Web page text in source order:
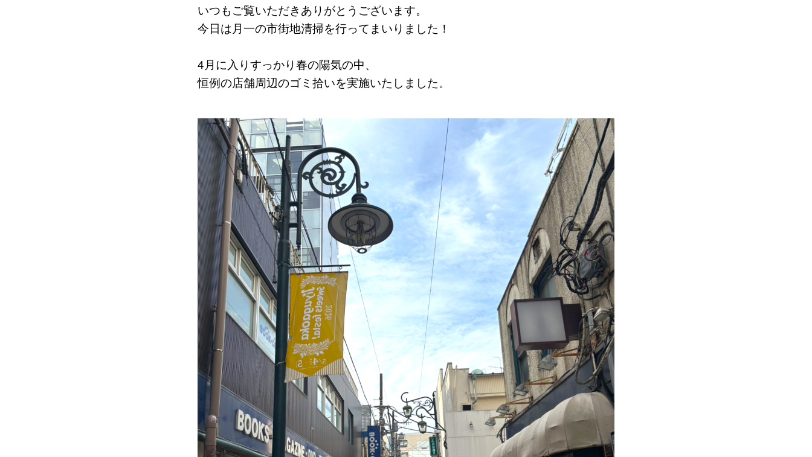
いつもご覧いただきありがとうございます。
今日は月一の市街地清掃を行ってまいりました！
4月に入りすっかり春の陽気の中、
恒例の店舗周辺のゴミ拾いを実施いたしました。